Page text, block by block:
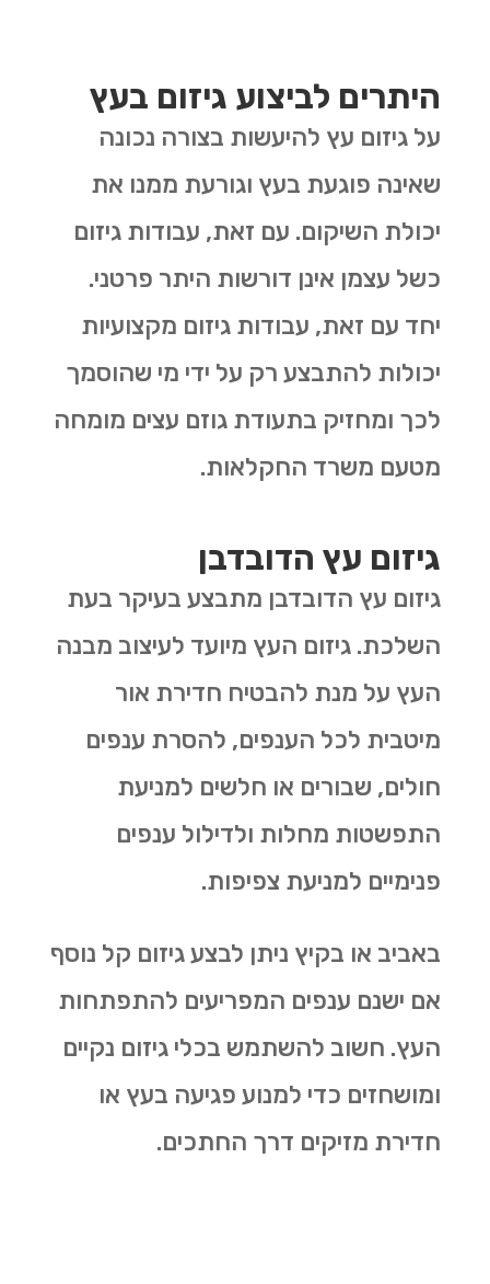
היתרים לביצוע גיזום בעץ
על גיזום עץ להיעשות בצורה נכונה
שאינה פוגעת בעץ וגורעת ממנו את
יכולת השיקום. עם זאת, עבודות גיזום
כשל עצמן אינן דורשות היתר פרטני.
יחד עם זאת, עבודות גיזום מקצועיות
יכולות להתבצע רק על ידי מי שהוסמך
לכך ומחזיק בתעודת גוזם עצים מומחה
מטעם משרד החקלאות.
גיזום עץ הדובדבן
גיזום עץ הדובדבן מתבצע בעיקר בעת
השלכת. גיזום העץ מיועד לעיצוב מבנה
העץ על מנת להבטיח חדירת אור
מיטבית לכל הענפים, להסרת ענפים
חולים, שבורים או חלשים למניעת
התפשטות מחלות ולדילול ענפים
פנימיים למניעת צפיפות.
באביב או בקיץ ניתן לבצע גיזום קל נוסף
אם ישנם ענפים המפריעים להתפתחות
העץ. חשוב להשתמש בכלי גיזום נקיים
ומושחזים כדי למנוע פגיעה בעץ או
חדירת מזיקים דרך החתכים.